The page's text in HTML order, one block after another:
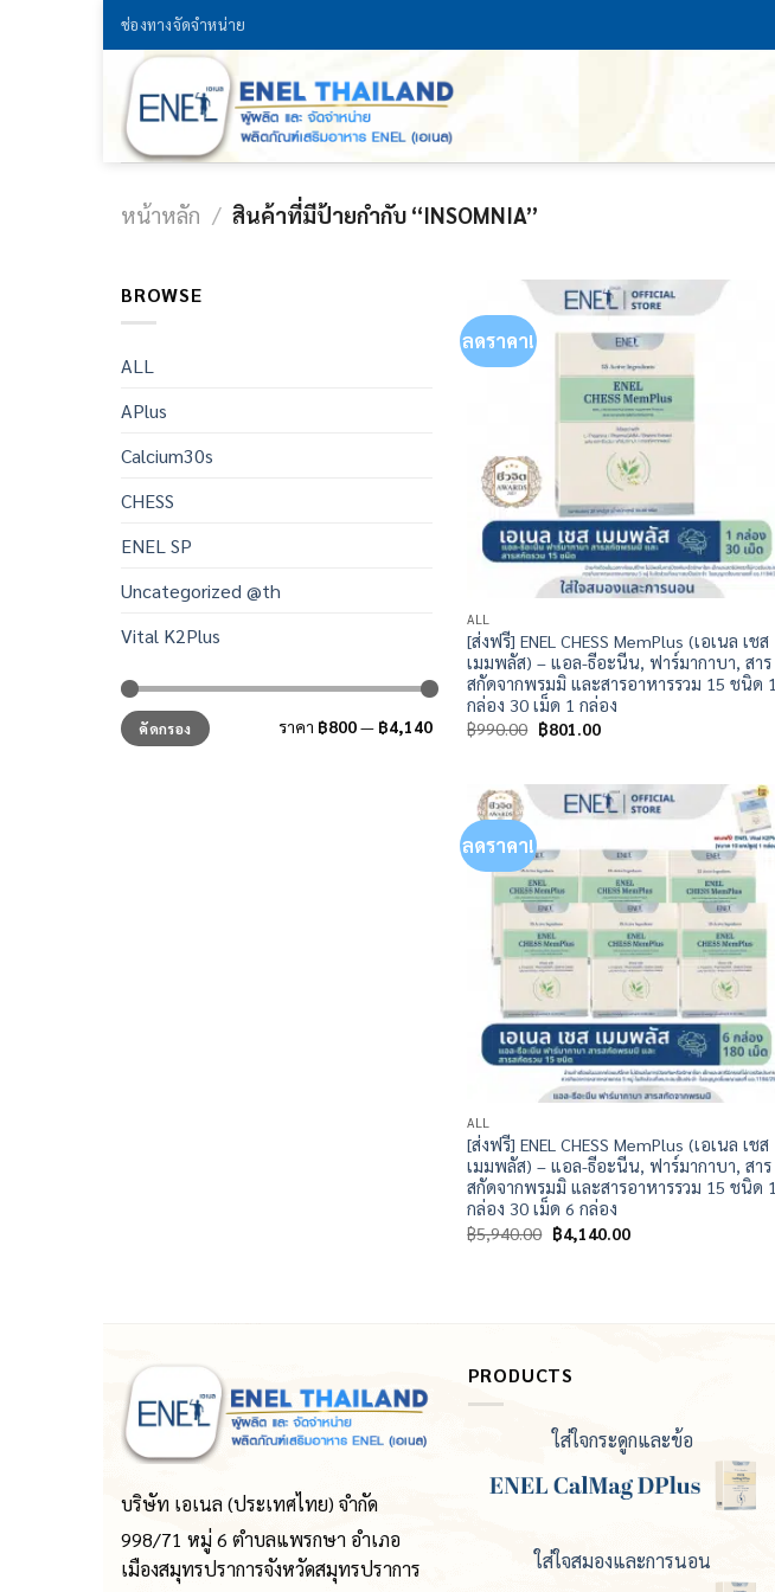
Skip
content
ช่องทางจัดจำหน่าย
หน้าหลัก / สินค้าที่มีป้ายกำกับ “INSOMNIA”
BROWSE
ALL
APlus
Calcium30s
CHESS
ENEL SP
Uncategorized @th
Vital K2Plus
ราคา
ต่ำ
สุด
ราคา
สูงสุดคัดกรอง ราคา ฿800— ฿4,140
ลดราคา!
ALL
[ส่งฟรี] ENEL CHESS MemPlus (เอเนล เชส
เมมพลัส) – แอล-ธีอะนีน, ฟาร์มากาบา, สาร
สกัดจากพรมมิ และสารอาหารรวม 15 ชนิด 1
กล่อง 30 เม็ด 1 กล่อง
฿990.00 Original
price
฿801.00Current
ลดราคา!
ALL
[ส่งฟรี] ENEL CHESS MemPlus (เอเนล เชส
เมมพลัส) – แอล-ธีอะนีน, ฟาร์มากาบา, สาร
สกัดจากพรมมิ และสารอาหารรวม 15 ชนิด 1
กล่อง 30 เม็ด 6 กล่อง
฿5,940.00 Original
price
฿4,140.00Current
บริษัท เอเนล (ประเทศไทย) จำกัด
998/71 หมู่ 6 ตำบลแพรกษา อำเภอ
เมืองสมุทรปราการจังหวัดสมุทรปราการ
PRODUCTS
ใส่ใจกระดูกและข้อ
ใส่ใจสมองและการนอน